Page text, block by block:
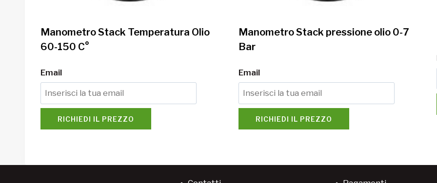
Manometro Stack Temperatura Olio
60-150 C°
Email
RICHIEDI IL PREZZO
Manometro Stack pressione olio 0-7
Bar
Email
RICHIEDI IL PREZZO